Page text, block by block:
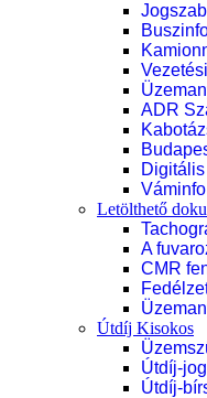
ADR
Váminfo
Letölthető
A
CMR
Útdíj Kisokos
Útdíj-
Útdíj-